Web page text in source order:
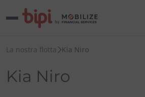
La nostra flotta Kia Niro
Kia Niro